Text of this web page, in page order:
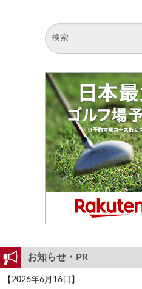
お知らせ・PR
【2026年6月16日】